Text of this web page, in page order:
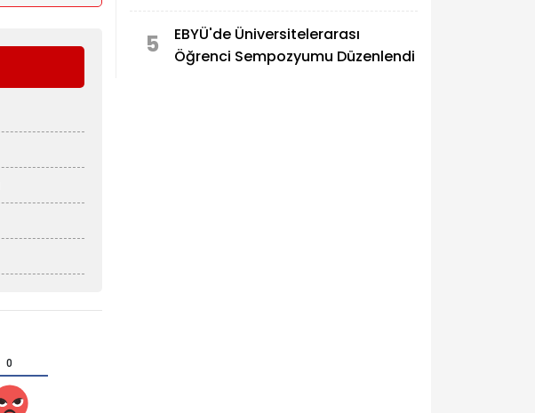
0
5
EBYÜ'de Üniversitelerarası
Öğrenci Sempozyumu Düzenlendi